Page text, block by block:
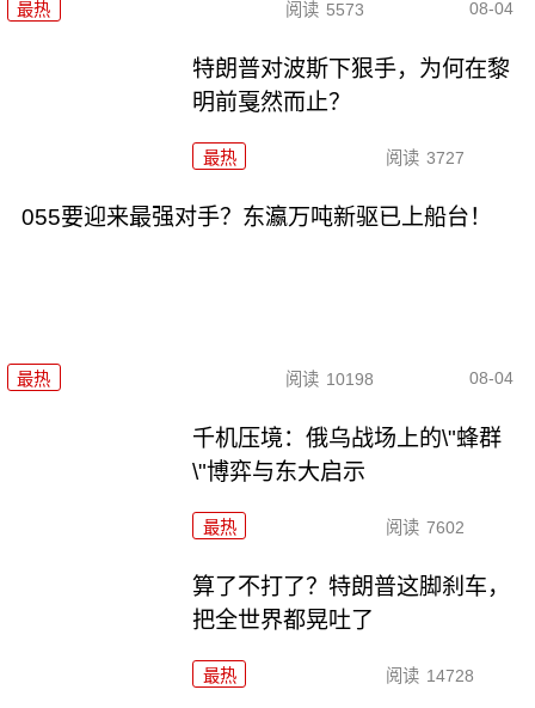
最热 阅读 5573 08-04
特朗普对波斯下狠手，为何在黎
明前戛然而止？
最热 阅读 3727
055要迎来最强对手？东瀛万吨新驱已上船台！
最热 阅读 10198 08-04
千机压境：俄乌战场上的\"蜂群
\"博弈与东大启示
最热 阅读 7602
算了不打了？特朗普这脚刹车，
把全世界都晃吐了
最热 阅读 14728